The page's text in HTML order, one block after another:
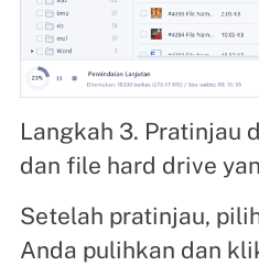
Langkah 3. Pratinjau
dan file hard drive
Setelah pratinjau,
Anda pulihkan dan